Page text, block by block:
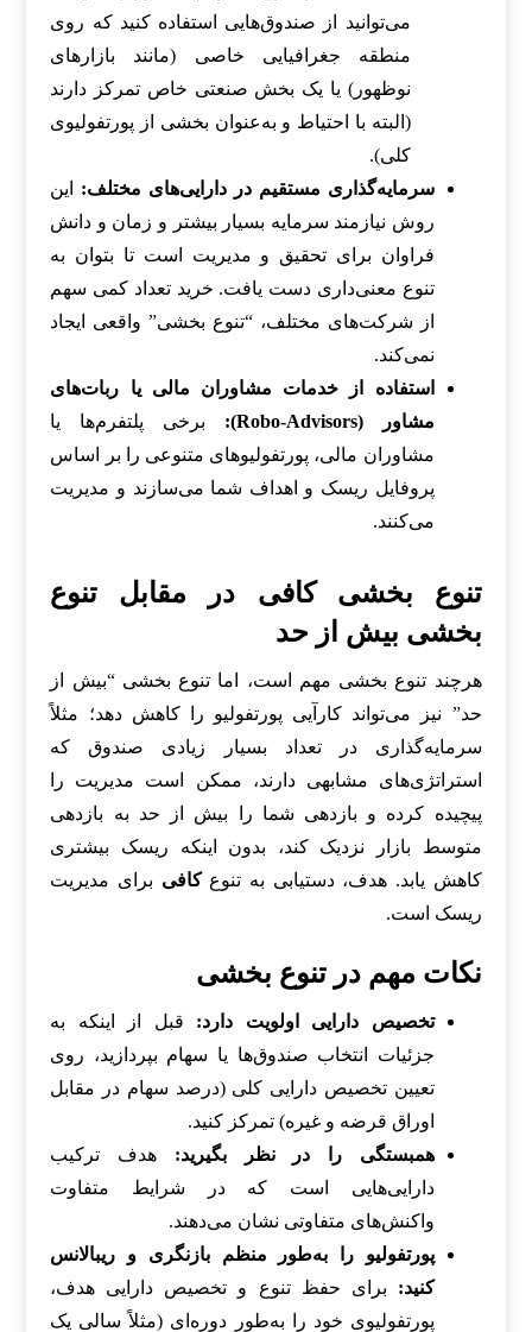
می‌توانید از صندوق‌هایی استفاده کنید که روی
منطقه جغرافیایی خاصی (مانند بازارهای
نوظهور) یا یک بخش صنعتی خاص تمرکز دارند
(البته با احتیاط و به‌عنوان بخشی از پورتفولیوی
کلی).
سرمایه‌گذاری مستقیم در دارایی‌های مختلف: این
روش نیازمند سرمایه بسیار بیشتر و زمان و دانش
فراوان برای تحقیق و مدیریت است تا بتوان به
تنوع معنی‌داری دست یافت. خرید تعداد کمی سهم
از شرکت‌های مختلف، “تنوع بخشی” واقعی ایجاد
نمی‌کند.
استفاده از خدمات مشاوران مالی یا ربات‌های
مشاور (Robo-Advisors):
برخی پلتفرم‌ها یا
مشاوران مالی، پورتفولیوهای متنوعی را بر اساس
پروفایل ریسک و اهداف شما می‌سازند و مدیریت
می‌کنند.
تنوع بخشی کافی در مقابل تنوع
بخشی بیش از حد
هرچند تنوع بخشی مهم است، اما تنوع بخشی “بیش از
حد” نیز می‌تواند کارآیی پورتفولیو را کاهش دهد؛ مثلاً
سرمایه‌گذاری در تعداد بسیار زیادی صندوق که
استراتژی‌های مشابهی دارند، ممکن است مدیریت را
پیچیده کرده و بازدهی شما را بیش از حد به بازدهی
متوسط بازار نزدیک کند، بدون اینکه ریسک بیشتری
کاهش یابد. هدف، دستیابی به تنوعکافی برای مدیریت
ریسک است.
نکات مهم در تنوع بخشی
تخصیص دارایی اولویت دارد: قبل از اینکه به
جزئیات انتخاب صندوق‌ها یا سهام بپردازید، روی
تعیین تخصیص دارایی کلی (درصد سهام در مقابل
اوراق قرضه و غیره) تمرکز کنید.
همبستگی را در نظر بگیرید: هدف ترکیب
دارایی‌هایی است که در شرایط متفاوت
واکنش‌های متفاوتی نشان می‌دهند.
پورتفولیو را به‌طور منظم بازنگری و ریبالانس
کنید: برای حفظ تنوع و تخصیص دارایی هدف،
پورتفولیوی خود را به‌طور دوره‌ای (مثلاً سالی یک